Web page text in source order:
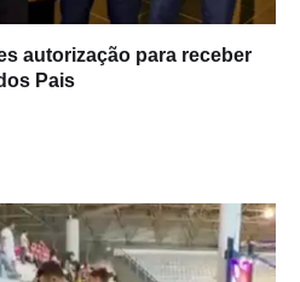
autorização para receber
Pais